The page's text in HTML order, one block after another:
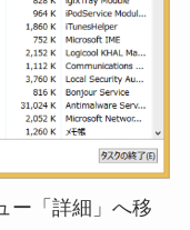
ー「詳細」へ移